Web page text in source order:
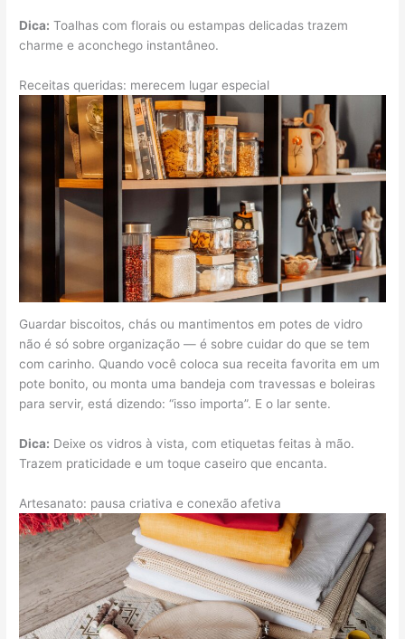
Dica: Toalhas com florais ou estampas delicadas trazem
charme e aconchego instantâneo.
Receitas queridas: merecem lugar especial
Guardar biscoitos, chás ou mantimentos em potes de vidro
não é só sobre organização — é sobre cuidar do que se tem
com carinho. Quando você coloca sua receita favorita em um
pote bonito, ou monta uma bandeja com travessas e boleiras
para servir, está dizendo: “isso importa”. E o lar sente.
Dica: Deixe os vidros à vista, com etiquetas feitas à mão.
Trazem praticidade e um toque caseiro que encanta.
Artesanato: pausa criativa e conexão afetiva